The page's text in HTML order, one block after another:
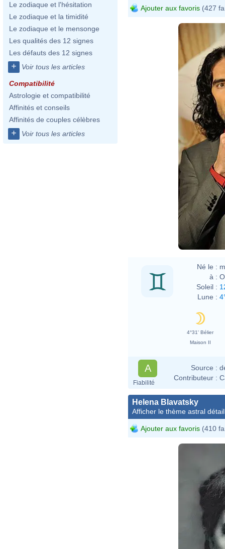
Le zodiaque et l'hésitation
Le zodiaque et la timidité
Le zodiaque et le mensonge
Les qualités des 12 signes
Les défauts des 12 signes
+ Voir tous les articles
Compatibilité
Astrologie et compatibilité
Affinités et conseils
Affinités de couples célèbres
+ Voir tous les articles
Ajouter aux favoris (427
Eva
Né le :
à :
Soleil :
Lune :
4°31' Bélier
Maison II
A
Fiabilité
Source :
Contributeur :
Helena Blavatsky
Afficher le thème astral
Ajouter aux favoris (410